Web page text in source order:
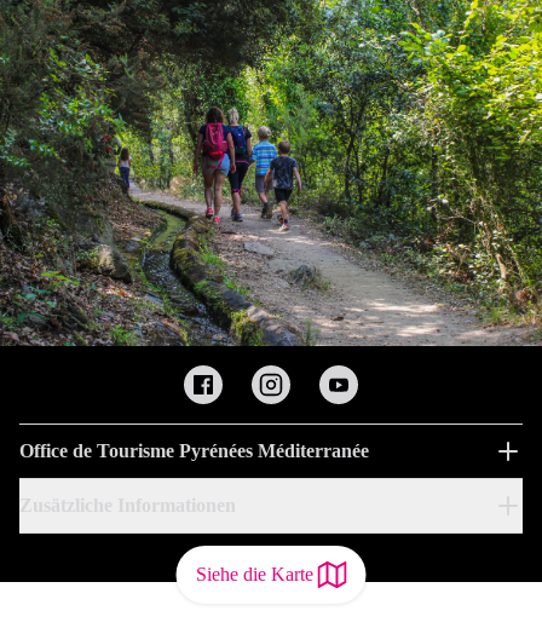
Siehe die Karte
Office de Tourisme Pyrénées Méditerranée
Zusätzliche Informationen